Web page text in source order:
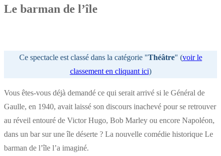
Le barman de l’île
Ce spectacle est classé dans la catégorie "Théâtre" (voir le
classement en cliquant ici)
Vous êtes-vous déjà demandé ce qui serait arrivé si le Général de
Gaulle, en 1940, avait laissé son discours inachevé pour se retrouver
au réveil entouré de Victor Hugo, Bob Marley ou encore Napoléon,
dans un bar sur une île déserte ? La nouvelle comédie historique Le
barman de l’île l’a imaginé.